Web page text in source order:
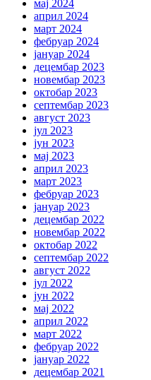
мај 2024
април 2024
март 2024
фебруар 2024
јануар 2024
децембар 2023
новембар 2023
октобар 2023
септембар 2023
август 2023
јул 2023
јун 2023
мај 2023
април 2023
март 2023
фебруар 2023
јануар 2023
децембар 2022
новембар 2022
октобар 2022
септембар 2022
август 2022
јул 2022
јун 2022
мај 2022
април 2022
март 2022
фебруар 2022
јануар 2022
децембар 2021